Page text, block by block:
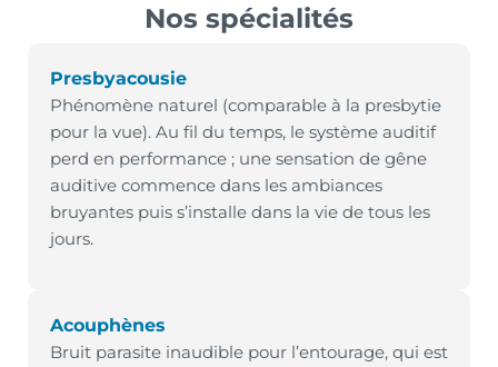
Nos spécialités
Presbyacousie
Phénomène naturel (comparable à la presbytie
pour la vue). Au fil du temps, le système auditif
perd en performance ; une sensation de gêne
auditive commence dans les ambiances
bruyantes puis s’installe dans la vie de tous les
jours.
Acouphènes
Bruit parasite inaudible pour l’entourage, qui est